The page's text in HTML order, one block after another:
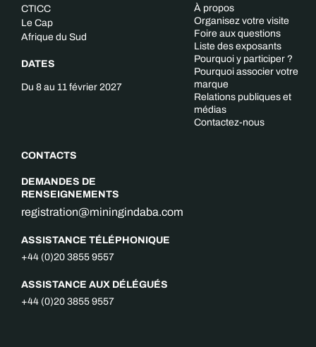
CTICC
Le Cap
Afrique du Sud
DATES
Du 8 au 11 février 2027
CONTACTS
DEMANDES DE
RENSEIGNEMENTS
registration@miningindaba.com
ASSISTANCE TÉLÉPHONIQUE
+44 (0)20 3855 9557
ASSISTANCE AUX DÉLÉGUÉS
+44 (0)20 3855 9557
À propos
Organisez votre visite
Foire aux questions
Liste des exposants
Pourquoi y participer ?
Pourquoi associer votre
marque
Relations publiques et
médias
Contactez-nous